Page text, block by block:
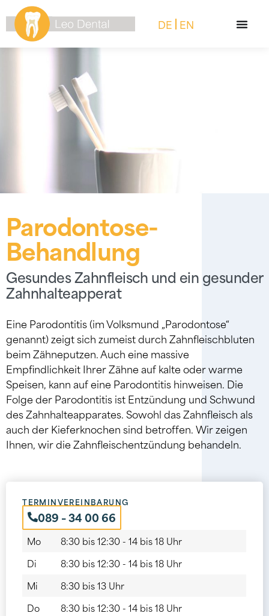
DE EN
Parodontose-
Behandlung
Gesundes Zahnfleisch und ein gesunder
Zahnhalteapperat
Eine Parodontitis (im Volksmund „Parodontose“
genannt) zeigt sich zumeist durch Zahnfleischbluten
beim Zähneputzen. Auch eine massive
Empfindlichkeit Ihrer Zähne auf kalte oder warme
Speisen, kann auf eine Parodontitis hinweisen. Die
Folge der Parodontitis ist Entzündung und Schwund
des Zahnhalteapparates. Sowohl das Zahnfleisch als
auch der Kieferknochen sind betroffen. Wir zeigen
Ihnen, wir die Zahnfleischentzündung behandeln.
TERMINVEREINBARUNG
089 – 34 00 66
Mo
8:30 bis 12:30 - 14 bis 18 Uhr
Di
8:30 bis 12:30 - 14 bis 18 Uhr
Mi
8:30 bis 13 Uhr
Do
8:30 bis 12:30 - 14 bis 18 Uhr